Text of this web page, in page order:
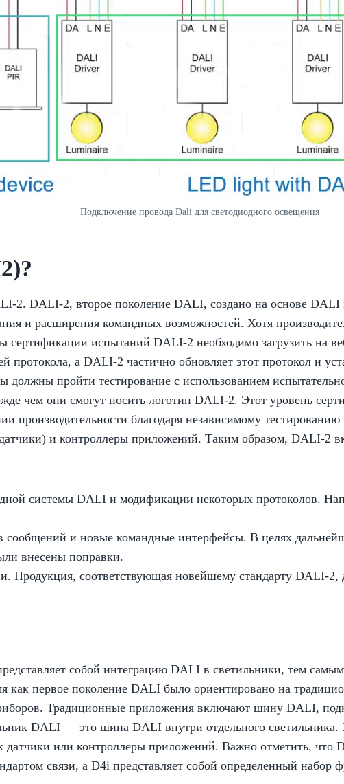
Подключение провода Dali для светодиодного освещения
2. DALI-2, второе поколение DALI, создано на основе DALI
и расширения командных возможностей. Хотя
сертификации испытаний DALI-2 необходимо загрузить на
протокола, а DALI-2 частично обновляет этот протокол и
пройти тестирование с использованием
чем они смогут носить логотип DALI-2. Этот уровень
производительности благодаря независимому тестированию
и контроллеры приложений. Таким образом, DALI-2
системы DALI и модификации некоторых протоколов.
сообщений и новые командные интерфейсы. В целях
внесены поправки.
Продукция, соответствующая новейшему стандарту DALI-
собой интеграцию DALI в светильники, тем
как первое поколение DALI было ориентировано на
Традиционные приложения включают шину DALI,
DALI — это шина DALI внутри отдельного
датчики или контроллеры приложений. Важно отметить,
связи, а D4i представляет собой определенный набор